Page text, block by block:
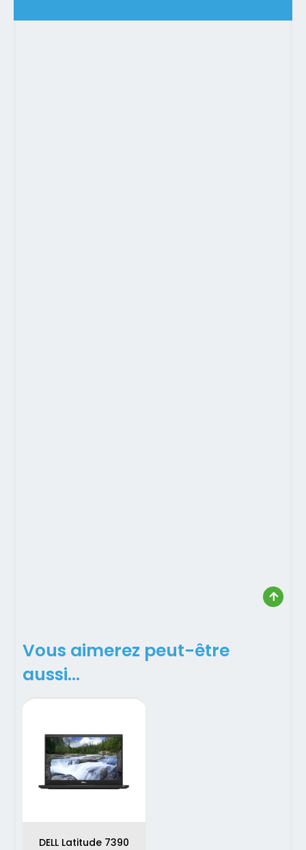
Vous aimerez peut-être
aussi…
DELL Latitude 7390